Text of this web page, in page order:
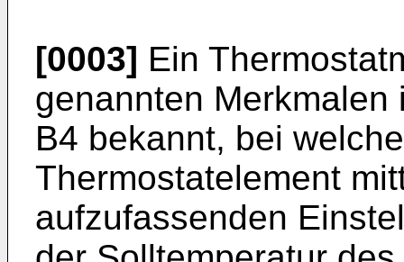
[0003] Ein
genannten
B4 bekannt, bei
Thermostatelement
aufzufassenden